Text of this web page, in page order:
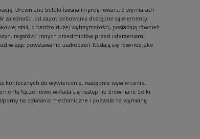
Drewniane beleki (sosna impregnowana o wymiarach
zależności od zapotrzebowania dostępne są elementy
stali, o bardzo dużej wytrzymałości, posiadają również
regałów i innych przedmiotów przed uderzeniami
powstawanie uszkodzeń. Nadają się również jako
koniecznych do wywiercenia, następnie wywiercenie,
łączeniowe wkłada się następnie drewniane belki.
na działania mechaniczne i pozwala na wymianę